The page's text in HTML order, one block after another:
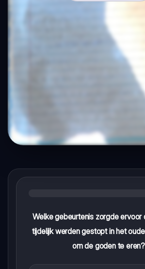
Welke gebeurtenis zorgde ervoor
tijdelijk werden gestopt in het
om de goden te eren?